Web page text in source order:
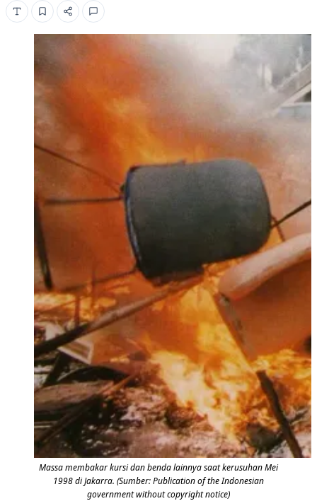
Massa membakar kursi dan benda lainnya saat kerusuhan Mei
1998 di Jakarra. (Sumber: Publication of the Indonesian
government without copyright notice)